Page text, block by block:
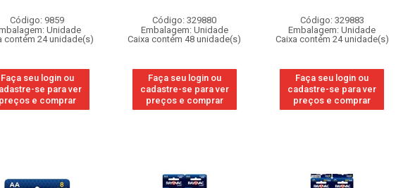
Código: 9859
Unidade
contém 24 unidade(s)
Faça seu login ou
se para ver
preços e comprar
Código: 329880
Embalagem: Unidade
Caixa contém 48 unidade(s)
Faça seu login ou
cadastre-se para ver
preços e comprar
Código: 329883
Embalagem: Unidade
Caixa contém 24 unidade(s)
Faça seu login ou
cadastre-se para ver
preços e comprar